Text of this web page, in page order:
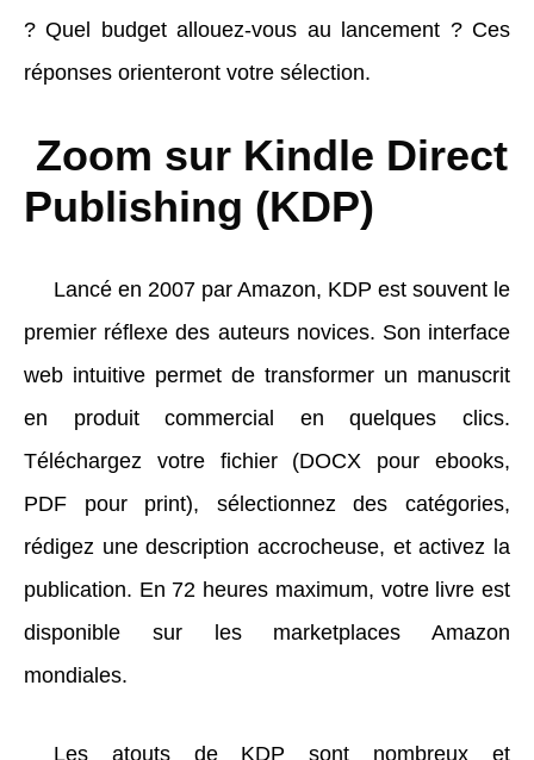
? Quel budget allouez-vous au lancement ? Ces
réponses orienteront votre sélection.
Zoom sur Kindle Direct
Publishing (KDP)
Lancé en 2007 par Amazon, KDP est souvent le
premier réflexe des auteurs novices. Son interface
web intuitive permet de transformer un manuscrit
en produit commercial en quelques clics.
Téléchargez votre fichier (DOCX pour ebooks,
PDF pour print), sélectionnez des catégories,
rédigez une description accrocheuse, et activez la
publication. En 72 heures maximum, votre livre est
disponible sur les marketplaces Amazon
mondiales.
Les atouts de KDP sont nombreux et